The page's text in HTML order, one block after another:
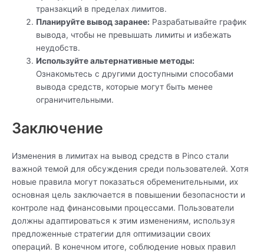
транзакций в пределах лимитов.
Планируйте вывод заранее: Разрабатывайте график
вывода, чтобы не превышать лимиты и избежать
неудобств.
Используйте альтернативные методы:
Ознакомьтесь с другими доступными способами
вывода средств, которые могут быть менее
ограничительными.
Заключение
Изменения в лимитах на вывод средств в Pinco стали
важной темой для обсуждения среди пользователей. Хотя
новые правила могут показаться обременительными, их
основная цель заключается в повышении безопасности и
контроле над финансовыми процессами. Пользователи
должны адаптироваться к этим изменениям, используя
предложенные стратегии для оптимизации своих
операций. В конечном итоге, соблюдение новых правил